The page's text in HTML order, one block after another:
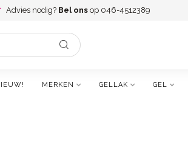
Advies nodig? Bel ons op 046-4512389
MERKEN GELLAK GEL